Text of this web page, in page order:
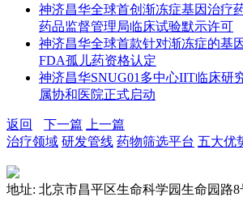
神济昌华全球首创渐冻症基因治疗
药品监督管理局临床试验默示许可
神济昌华全球首款针对渐冻症的基
FDA孤儿药资格认定
神济昌华SNUG01多中心IIT临床研
属协和医院正式启动
返回 下一篇
上一篇
治疗领域 研发管线 药物筛选平台 五大优
地址: 北京市昌平区生命科学园生命园路